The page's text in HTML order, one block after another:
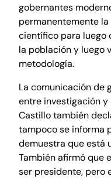
gobernantes
permanentemente
científico para luego
la población y luego
metodología.
La comunicación de
entre investigación
Castillo también
tampoco se informa
demuestra que está
También afirmó que
ser presidente, pero